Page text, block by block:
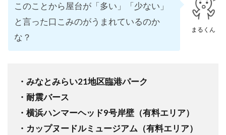
まるくん
このことから屋台が「多い」「少ない」
と言った口こみのがうまれているのか
な？
・みなとみらい21地区臨港パーク
・耐震バース
・横浜ハンマーヘッド9号岸壁（有料エリア）
・カップヌードルミュージアム（有料エリア）